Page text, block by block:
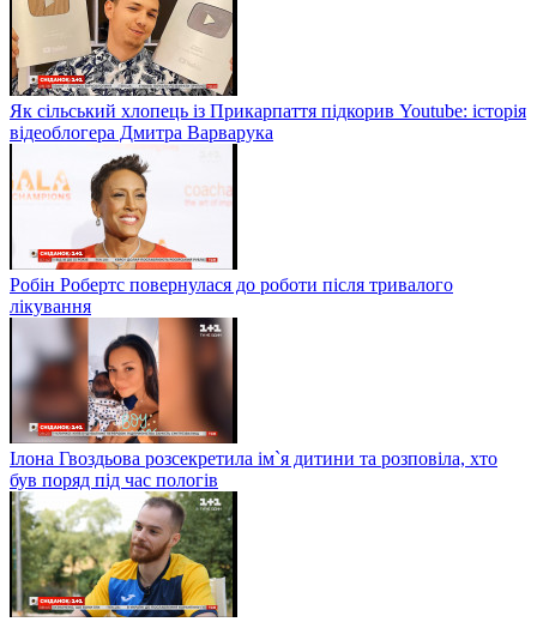
Як сільський хлопець із Прикарпаття підкорив Youtube: історія
відеоблогера Дмитра Варварука
Робін Робертс повернулася до роботи після тривалого
лікування
Ілона Гвоздьова розсекретила ім`я дитини та розповіла, хто
був поряд під час пологів